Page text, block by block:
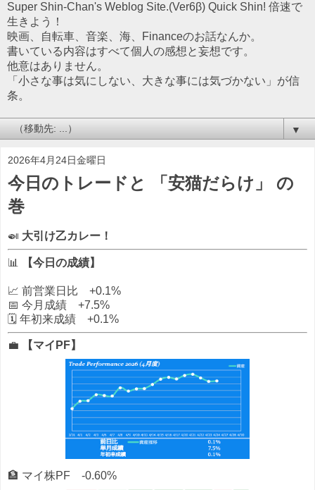
Super Shin-Chan's Weblog Site.(Ver6β) Quick Shin! 倍速で
生きよう！
映画、自転車、音楽、海、Financeのお話なんか。
書いている内容はすべて個人の感想と妄想です。
他意はありません。
「小さな事は気にしない、大きな事には気づかない」が信
条。
▼
2026年4月24日金曜日
今日のトレードと 「安猫だらけ」 の
巻
🍛 大引け乙カレー！
📊 【今日の成績】
📈 前営業日比 +0.1%
📅 今月成績 +7.5%
🗓️ 年初来成績 +0.1%
💼 【マイPF】
🏦 マイ株PF -0.60%